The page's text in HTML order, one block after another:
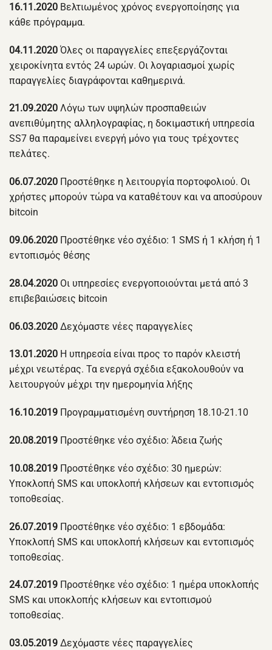
16.11.2020 Βελτιωμένος χρόνος ενεργοποίησης για
κάθε πρόγραμμα.
04.11.2020 Όλες οι παραγγελίες επεξεργάζονται
χειροκίνητα εντός 24 ωρών. Οι λογαριασμοί χωρίς
παραγγελίες διαγράφονται καθημερινά.
21.09.2020 Λόγω των υψηλών προσπαθειών
ανεπιθύμητης αλληλογραφίας, η δοκιμαστική υπηρεσία
SS7 θα παραμείνει ενεργή μόνο για τους τρέχοντες
πελάτες.
06.07.2020 Προστέθηκε η λειτουργία πορτοφολιού. Οι
χρήστες μπορούν τώρα να καταθέτουν και να αποσύρουν
bitcoin
09.06.2020 Προστέθηκε νέο σχέδιο: 1 SMS ή 1 κλήση ή 1
εντοπισμός θέσης
28.04.2020 Οι υπηρεσίες ενεργοποιούνται μετά από 3
επιβεβαιώσεις bitcoin
06.03.2020 Δεχόμαστε νέες παραγγελίες
13.01.2020 Η υπηρεσία είναι προς το παρόν κλειστή
μέχρι νεωτέρας. Τα ενεργά σχέδια εξακολουθούν να
λειτουργούν μέχρι την ημερομηνία λήξης
16.10.2019 Προγραμματισμένη συντήρηση 18.10-21.10
20.08.2019 Προστέθηκε νέο σχέδιο: Άδεια ζωής
10.08.2019 Προστέθηκε νέο σχέδιο: 30 ημερών:
Υποκλοπή SMS και υποκλοπή κλήσεων και εντοπισμός
τοποθεσίας.
26.07.2019 Προστέθηκε νέο σχέδιο: 1 εβδομάδα:
Υποκλοπή SMS και υποκλοπή κλήσεων και εντοπισμός
τοποθεσίας.
24.07.2019 Προστέθηκε νέο σχέδιο: 1 ημέρα υποκλοπής
SMS και υποκλοπής κλήσεων και εντοπισμού
τοποθεσίας.
03.05.2019 Δεχόμαστε νέες παραγγελίες